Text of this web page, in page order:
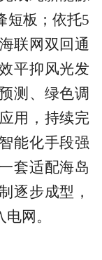
短板；依托5
联网双回通
平抑风光发
测、绿色调
用，持续完
能化手段强
套适配海岛
逐步成型，
网。